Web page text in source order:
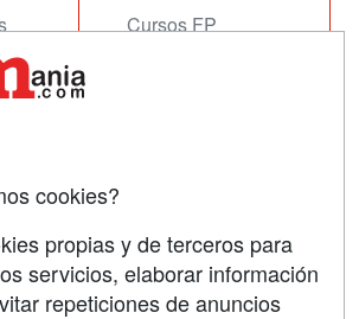
Cursos FP
cookies?
propias y de terceros para
servicios, elaborar información
repeticiones de anuncios